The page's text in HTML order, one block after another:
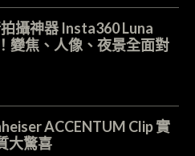
攝神器 Insta360 Luna
變焦、人像、夜景全面對
ACCENTUM Clip 實
大驚喜